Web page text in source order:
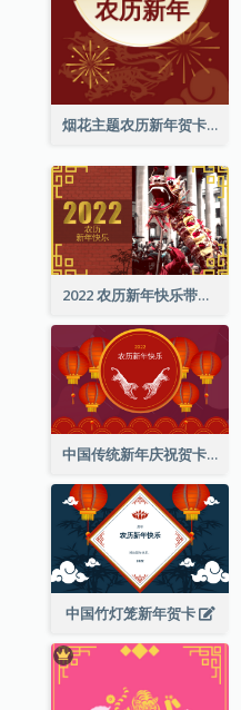
烟花主题农历新年贺卡
2022 农历新年快乐带照片贺卡
中国传统新年庆祝贺卡
中国竹灯笼新年贺卡